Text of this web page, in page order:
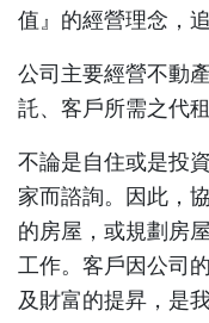
值』的經營理念，
公司主要經營不動
託、客戶所需之代
不論是自住或是投
家而諮詢。因此，
的房屋，或規劃房
工作。客戶因公司
及財富的提昇，是